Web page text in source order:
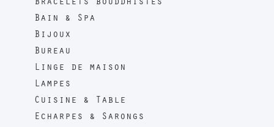
Bracelets bouddhistes
Bain & Spa
Bijoux
Bureau
Linge de maison
Lampes
Cuisine & Table
Echarpes & Sarongs